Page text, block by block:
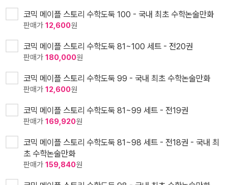
코믹 메이플 스토리 수학도둑 100 - 국내 최초 수학논술만화
판매가 12,600원
코믹 메이플 스토리 수학도둑 81~100 세트 - 전20권
판매가 180,000원
코믹 메이플 스토리 수학도둑 99 - 국내 최초 수학논술만화
판매가 12,600원
코믹 메이플 스토리 수학도둑 81~99 세트 - 전19권
판매가 169,920원
코믹 메이플 스토리 수학도둑 81~98 세트 - 전18권 - 국내 최
초 수학논술만화
판매가 159,840원